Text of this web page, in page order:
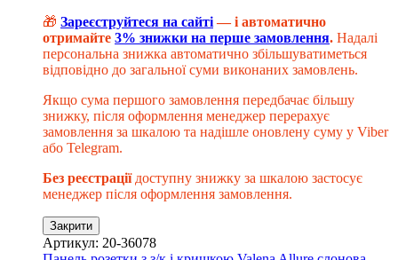
🎁 Зареєструйтеся на сайті— і автоматично
отримайте 3% знижки на перше замовлення. Надалі
персональна знижка автоматично збільшуватиметься
відповідно до загальної суми виконаних замовлень.
Якщо сума першого замовлення передбачає більшу
знижку, після оформлення менеджер перерахує
замовлення за шкалою та надішле оновлену суму у Viber
або Telegram.
Без реєстраціїдоступну знижку за шкалою застосує
менеджер після оформлення замовлення.
Закрити
Артикул: 20-36078